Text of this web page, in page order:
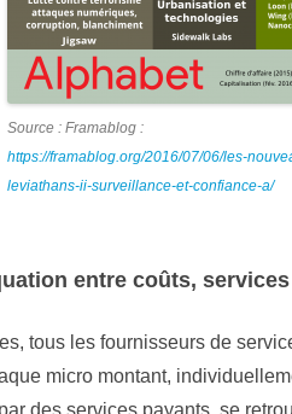
Source : Framablog :
https://framablog.org/2016/07/06/les-
leviathans-ii-surveillance-et-confiance-a/
entre coûts,
tous les fournisseurs de
micro montant,
des services payants, se